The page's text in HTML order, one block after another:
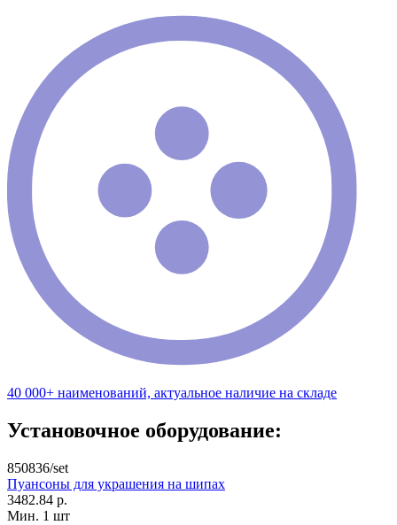
40 000+ наименований, актуальное наличие на складе
Установочное оборудование:
850836/set
Пуансоны для украшения на шипах
3482.84 р.
Мин. 1 шт